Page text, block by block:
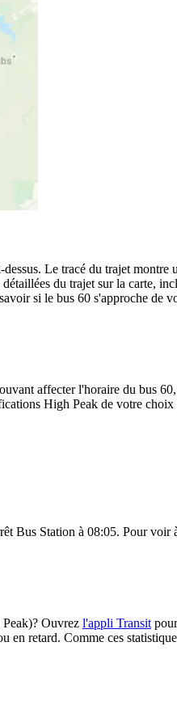
Le tracé du trajet
du trajet sur la carte,
si le bus 60 s'approche de
affecter l'horaire du bus
High Peak de votre
Bus Station à 08:05. Pour
Ouvrez l'appli Transit
retard. Comme ces